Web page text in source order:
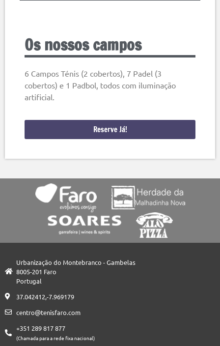
Os nossos campos
6 Campos Ténis (2 cobertos), 7 Padel (3
cobertos) e 1 Padbol, todos com iluminação
artificial.
Reserve Já!
Urbanização do Montebranco - Gambelas
8005-201 Faro
Portugal
37.042412,-7.969179
centro@tenisfaro.com
+351 289 817 877
(Chamada para a rede fixa nacional)